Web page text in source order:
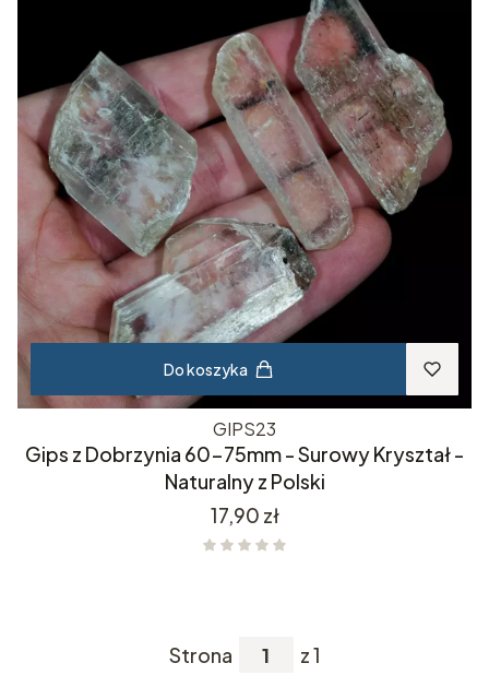
Do koszyka
GIPS23
Gips z Dobrzynia 60-75mm - Surowy Kryształ -
Naturalny z Polski
Cena
17,90 zł
Strona z 1